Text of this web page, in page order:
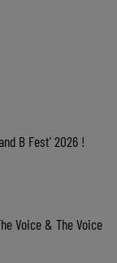
B Fest' 2026 !
Voice & The Voice